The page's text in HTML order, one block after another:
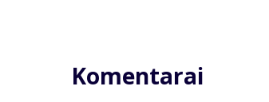
Komentarai